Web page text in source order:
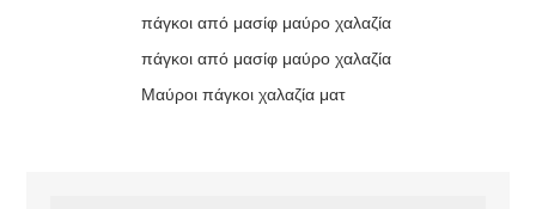
πάγκοι από μασίφ μαύρο χαλαζία
πάγκοι από μασίφ μαύρο χαλαζία
Μαύροι πάγκοι χαλαζία ματ